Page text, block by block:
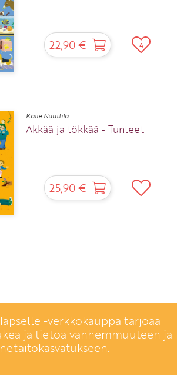
22,90 € 4
Kalle Nuuttila
Äkkää ja tökkää ‑ Tunteet
25,90 €
-verkkokauppa tarjoaa
ja tietoa vanhemmuuteen ja